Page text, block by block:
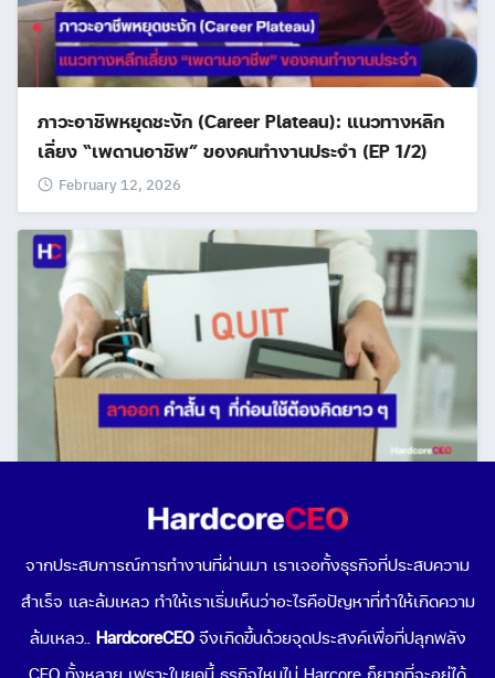
ภาวะอาชีพหยุดชะงัก (Career Plateau): แนวทางหลีก
เลี่ยง “เพดานอาชีพ” ของคนทำงานประจำ (EP 1/2)
February 12, 2026
ก่อน “ลาออกจากงาน” ลองถามตัวเอง 9 คำถามนี้แล้ว
October 29, 2025
จากประสบการณ์การทำงานที่ผ่านมา เราเจอทั้งธุรกิจที่ประสบความ
สำเร็จ และล้มเหลว ทำให้เราเริ่มเห็นว่าอะไรคือปัญหาที่ทำให้เกิดความ
ล้มเหลว.. HardcoreCEOจึงเกิดขึ้นด้วยจุดประสงค์เพื่อที่ปลุกพลัง